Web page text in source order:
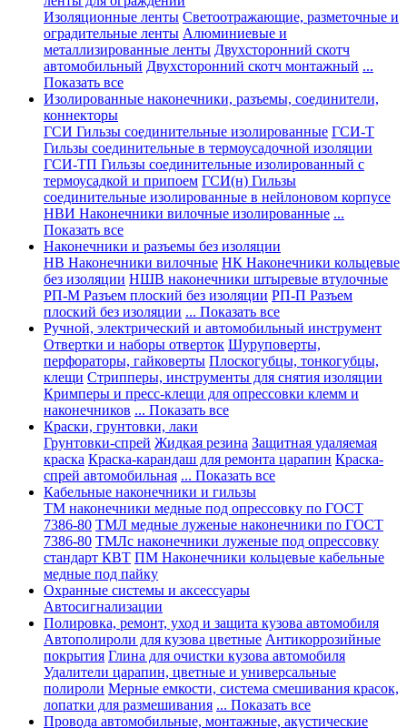
Изоляционные ленты Светоотражающие, разметочные и
оградительные ленты Алюминиевые и
металлизированные ленты Двухсторонний скотч
автомобильный Двухсторонний скотч монтажный ...
Показать все
Изолированные наконечники, разъемы, соединители,
коннекторы
ГСИ Гильзы соединительные изолированные ГСИ-Т
Гильзы соединительные в термоусадочной изоляции
ГСИ-ТП Гильзы соединительные изолированный с
термоусадкой и припоем ГСИ(н) Гильзы
соединительные изолированные в нейлоновом корпусе
НВИ Наконечники вилочные изолированные ...
Показать все
Наконечники и разъемы без изоляции
НВ Наконечники вилочные НК Наконечники кольцевые
без изоляции НШВ наконечники штыревые втулочные
РП-М Разъем плоский без изоляции РП-П Разъем
плоский без изоляции ... Показать все
Ручной, электрический и автомобильный инструмент
Отвертки и наборы отверток Шуруповерты,
перфораторы, гайковерты Плоскогубцы, тонкогубцы,
клещи Стрипперы, инструменты для снятия изоляции
Кримперы и пресс-клещи для опрессовки клемм и
наконечников ... Показать все
Краски, грунтовки, лаки
Грунтовки-спрей Жидкая резина Защитная удаляемая
краска Краска-карандаш для ремонта царапин Краска-
спрей автомобильная ... Показать все
Кабельные наконечники и гильзы
ТМ наконечники медные под опрессовку по ГОСТ
7386-80 ТМЛ медные луженые наконечники по ГОСТ
7386-80 ТМЛс наконечники луженые под опрессовку
стандарт КВТ ПМ Наконечники кольцевые кабельные
медные под пайку
Охранные системы и аксессуары
Автосигнализации
Полировка, ремонт, уход и защита кузова автомобиля
Автополироли для кузова цветные Антикоррозийные
покрытия Глина для очистки кузова автомобиля
Удалители царапин, цветные и универсальные
полироли Мерные емкости, система смешивания красок,
лопатки для размешивания ... Показать все
Провода автомобильные, монтажные, акустические